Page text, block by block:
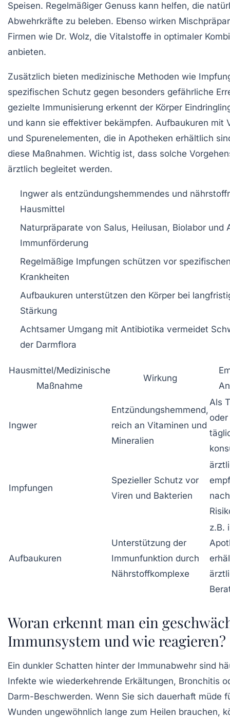
Speisen. Regelmäßiger Genuss kann helfen, die
Abwehrkräfte zu beleben. Ebenso wirken
Firmen wie Dr. Wolz, die Vitalstoffe in optimaler
anbieten.
Zusätzlich bieten medizinische Methoden wie
spezifischen Schutz gegen besonders gefährliche
gezielte Immunisierung erkennt der Körper
und kann sie effektiver bekämpfen. Aufbaukuren mit
und Spurenelementen, die in Apotheken erhältlich
diese Maßnahmen. Wichtig ist, dass solche
ärztlich begleitet werden.
Ingwer als entzündungshemmendes und
Hausmittel
Naturpräparate von Salus, Heilusan, Biolabor und
Immunförderung
Regelmäßige Impfungen schützen vor
Krankheiten
Aufbaukuren unterstützen den Körper bei
Stärkung
Achtsamer Umgang mit Antibiotika vermeidet
der Darmflora
Hausmittel/Medizinische
Maßnahme
Wirkung
Ingwer
Entzündungshemmend,
reich an Vitaminen und
Mineralien
Als
oder
Impfungen
Spezieller Schutz vor
Viren und Bakterien
nach
Aufbaukuren
Unterstützung der
Immunfunktion durch
Nährstoffkomplexe
z.B.
Woran erkennt man ein
Immunsystem und wie reagieren?
Ein dunkler Schatten hinter der Immunabwehr sind
Infekte wie wiederkehrende Erkältungen, Bronchitis
Darm-Beschwerden. Wenn Sie sich dauerhaft müde
Wunden ungewöhnlich lange zum Heilen brauchen,